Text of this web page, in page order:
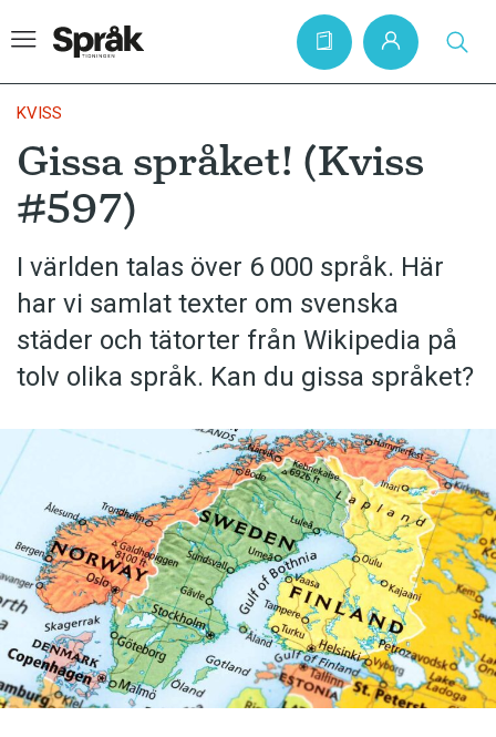
Hem
Artiklar
Krönikor
Språkfrågor
Skrivtips
Bokrecensioner
Kviss
Anmäl till språkpolisen
Föreslå nyord
Annonsera
Prenumerera
Läs Språktidningen digitalt
Press
KVISS
Gissa språket! (Kviss
#597)
I världen talas över 6 000 språk. Här
har vi samlat texter om svenska
städer och tätorter från Wikipedia på
tolv olika språk. Kan du gissa språket?